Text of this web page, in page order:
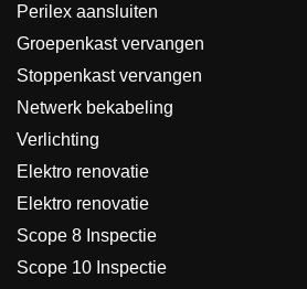
Perilex aansluiten
Groepenkast vervangen
Stoppenkast vervangen
Netwerk bekabeling
Verlichting
Elektro renovatie
Elektro renovatie
Scope 8 Inspectie
Scope 10 Inspectie